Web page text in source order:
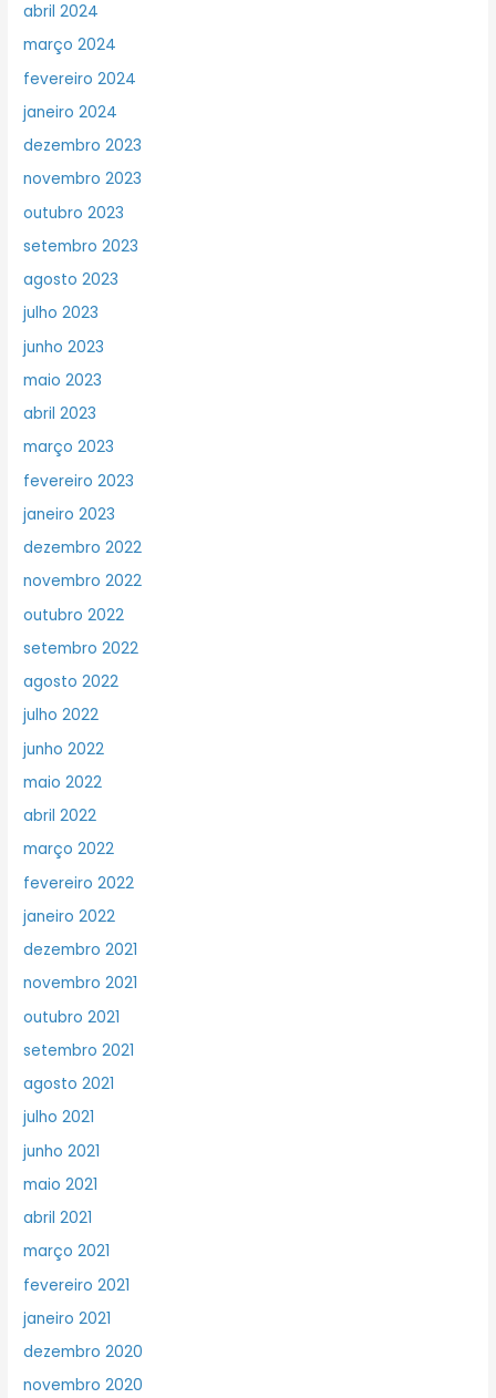
abril 2024
março 2024
fevereiro 2024
janeiro 2024
dezembro 2023
novembro 2023
outubro 2023
setembro 2023
agosto 2023
julho 2023
junho 2023
maio 2023
abril 2023
março 2023
fevereiro 2023
janeiro 2023
dezembro 2022
novembro 2022
outubro 2022
setembro 2022
agosto 2022
julho 2022
junho 2022
maio 2022
abril 2022
março 2022
fevereiro 2022
janeiro 2022
dezembro 2021
novembro 2021
outubro 2021
setembro 2021
agosto 2021
julho 2021
junho 2021
maio 2021
abril 2021
março 2021
fevereiro 2021
janeiro 2021
dezembro 2020
novembro 2020